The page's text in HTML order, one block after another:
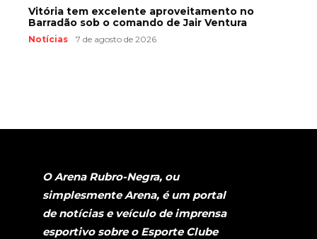
Vitória tem excelente aproveitamento no
Barradão sob o comando de Jair Ventura
Notícias 7 de agosto de 2026
O Arena Rubro-Negra, ou
simplesmente Arena, é um portal
de notícias e veículo de imprensa
esportivo sobre o Esporte Clube